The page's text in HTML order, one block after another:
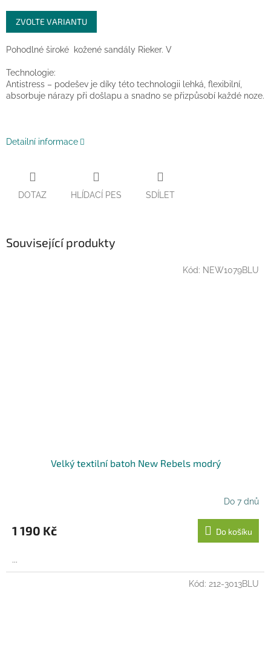
Měrná
cena:
ZVOLTE VARIANTU
Pohodlné široké kožené sandály Rieker. V
Technologie:
Antistress – podešev je díky této technologii lehká, flexibilní,
absorbuje nárazy při došlapu a snadno se přizpůsobí každé noze.
Detailní informace
DOTAZ HLÍDACÍ PES SDÍLET
Související produkty
Velký textilní batoh New Rebels modrý
Do 7 dnů
1 190 Kč Do košíku
...
Kód: NEW1079BLU
Kód: 212-3013BLU